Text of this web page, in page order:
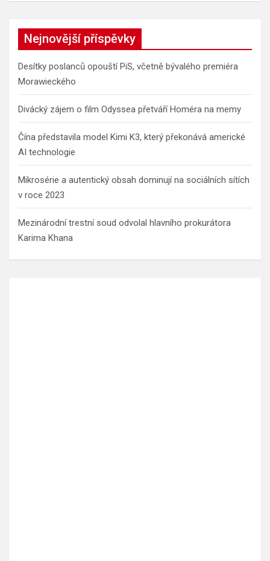
Nejnovější příspěvky
Desítky poslanců opouští PiS, včetně bývalého premiéra
Morawieckého
Divácký zájem o film Odyssea přetváří Homéra na memy
Čína představila model Kimi K3, který překonává americké
AI technologie
Mikrosérie a autentický obsah dominují na sociálních sítích
v roce 2023
Mezinárodní trestní soud odvolal hlavního prokurátora
Karima Khana